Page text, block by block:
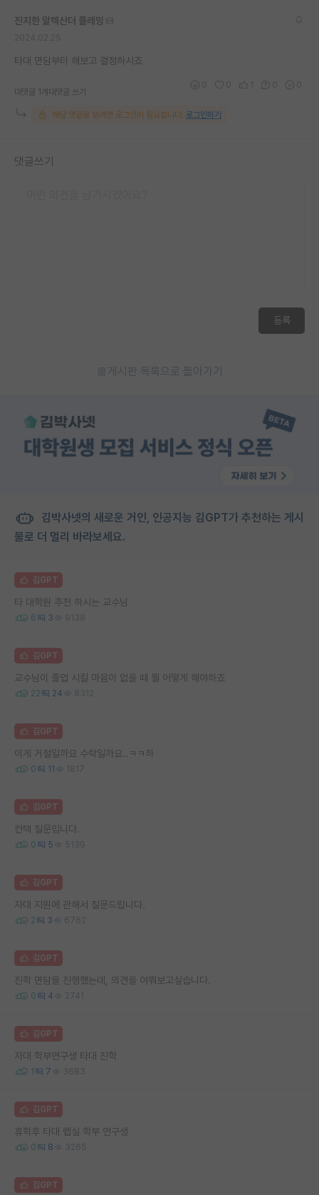
진지한 알렉산더 플레밍
타대 면담부터 해보고 결정하시죠
대댓글 1개 대댓글 쓰기
해당 댓글을 보려면 로그인이 필요합니다. 로그인하기
댓글쓰기
등록
게시판 목록으로 돌아가기
김박사넷의 새로운 거인, 인공지능 김GPT가 추천하는 게시
물로 더 멀리 바라보세요.
김GPT
타 대학원 추천 하시는 교수님
6 3 9138
김GPT
교수님이 졸업 시킬 마음이 없을 때 뭘 어떻게 해야하죠
22 24 8312
김GPT
이게 거절일까요 수락일까요..ㅋㅋ하
0 11 1817
김GPT
컨택 질문입니다.
0 5 5139
김GPT
자대 지원에 관해서 질문드립니다.
2 3 6762
김GPT
진학 면담을 진행했는데, 의견을 여쭤보고싶습니다.
0 4 2741
김GPT
자대 학부연구생 타대 진학
1 7 3683
김GPT
휴학후 타대 랩실 학부 연구생
0 8 3265
김GPT